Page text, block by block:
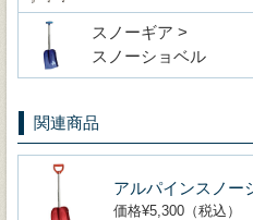
スノーギア >
スノーショベル
関連商品
アルパインスノー
価格¥5,300（税込）